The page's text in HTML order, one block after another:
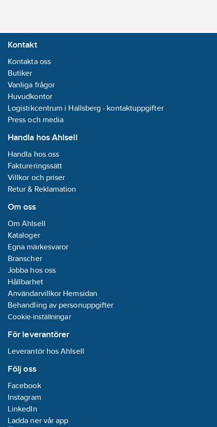
Kontakt
Kontakta oss
Butiker
Vanliga frågor
Huvudkontor
Logistikcentrum i Hallsberg - kontaktuppgifter
Press och media
Handla hos Ahlsell
Handla hos oss
Faktureringssätt
Villkor och priser
Retur & Reklamation
Om oss
Om Ahlsell
Kataloger
Egna märkesvaror
Branscher
Jobba hos oss
Hållbarhet
Användarvillkor Hemsidan
Behandling av personuppgifter
Cookie-inställningar
För leverantörer
Leverantör hos Ahlsell
Följ oss
Facebook
Instagram
LinkedIn
Ladda ner vår app